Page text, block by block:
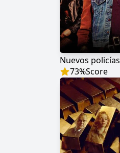
Nuevos policías
73%Score